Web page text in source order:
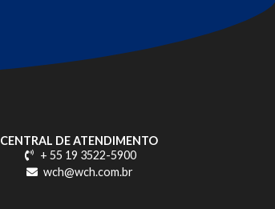
CENTRAL DE ATENDIMENTO
+ 55 19 3522-5900
wch@wch.com.br